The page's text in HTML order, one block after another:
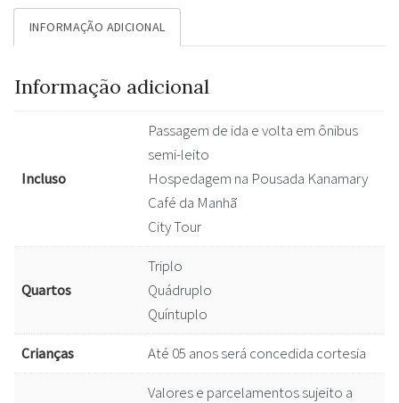
INFORMAÇÃO ADICIONAL
Informação adicional
Incluso
Passagem de ida e volta em ônibus
semi-leito
Hospedagem na Pousada Kanamary
Café da Manhã
City Tour
Quartos
Triplo
Quádruplo
Quíntuplo
Crianças Até 05 anos será concedida cortesia
Valores e parcelamentos sujeito a